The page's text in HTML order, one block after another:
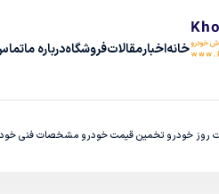
خانهاخبارمقالاتفروشگاهدرباره‌ ما
روز خودرو تخمین قیمت خودرو مشخصات فنی